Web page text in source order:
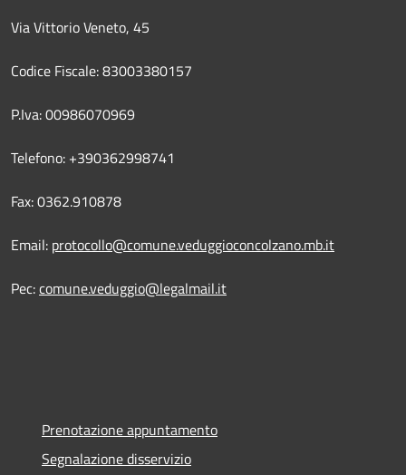
Via Vittorio Veneto, 45
Codice Fiscale: 83003380157
P.Iva: 00986070969
Telefono: +390362998741
Fax: 0362.910878
Email: protocollo@comune.veduggioconcolzano.mb.it
Pec:comune.veduggio@legalmail.it
Prenotazione appuntamento
Segnalazione disservizio